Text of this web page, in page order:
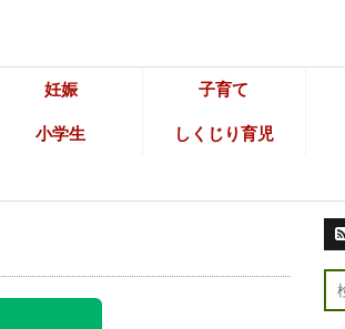
妊娠 子育て
小学生 しくじり育児